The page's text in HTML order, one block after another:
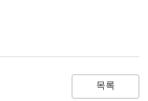
목록